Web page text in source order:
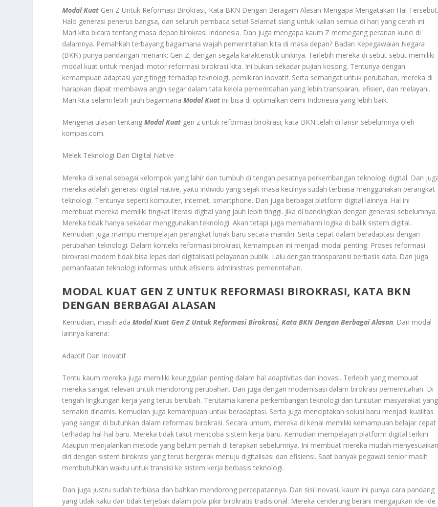
Modal Kuat Gen Z Untuk Reformasi Birokrasi, Kata BKN Dengan Beragam Alasan Mengapa Mengatakan Hal
Halo generasi penerus bangsa, dan seluruh pembaca setia! Selamat siang untuk kalian semua di hari yang cerah ini.
Mari kita bicara tentang masa depan birokrasi Indonesia. Dan juga mengapa kaum Z memegang peranan kunci di
dalamnya. Pernahkah terbayang bagaimana wajah pemerintahan kita di masa depan? Badan Kepegawaian Negara
(BKN) punya pandangan menarik: Gen Z, dengan segala karakteristik uniknya. Terlebih mereka di sebut-sebut memiliki
modal kuat untuk menjadi motor reformasi birokrasi kita. Ini bukan sekadar pujian kosong. Tentunya dengan
kemampuan adaptasi yang tinggi terhadap teknologi, pemikiran inovatif. Serta semangat untuk perubahan, mereka di
harapkan dapat membawa angin segar dalam tata kelola pemerintahan yang lebih transparan, efisien, dan melayani.
Mari kita selami lebih jauh bagaimanaModal Kuat ini bisa di optimalkan demi Indonesia yang lebih baik.
Mengenai ulasan tentangModal Kuat gen z untuk reformasi birokrasi, kata BKN telah di lansir sebelumnya oleh
kompas.com.
Melek Teknologi Dan Digital Native
Mereka di kenal sebagai kelompok yang lahir dan tumbuh di tengah pesatnya perkembangan teknologi digital. Dan
mereka adalah generasi digital native, yaitu individu yang sejak masa kecilnya sudah terbiasa menggunakan perangkat
teknologi. Tentunya seperti komputer, internet, smartphone. Dan juga berbagai platform digital lainnya. Hal ini
membuat mereka memiliki tingkat literasi digital yang jauh lebih tinggi. Jika di bandingkan dengan generasi sebelumnya.
Mereka tidak hanya sekadar menggunakan teknologi. Akan tetapi juga memahami logika di balik sistem digital.
Kemudian juga mampu mempelajari perangkat lunak baru secara mandiri. Serta cepat dalam beradaptasi dengan
perubahan teknologi. Dalam konteks reformasi birokrasi, kemampuan ini menjadi modal penting. Proses reformasi
birokrasi modern tidak bisa lepas dari digitalisasi pelayanan publik. Lalu dengan transparansi berbasis data. Dan juga
pemanfaatan teknologi informasi untuk efisiensi administrasi pemerintahan.
MODAL KUAT GEN Z UNTUK REFORMASI BIROKRASI, KATA BKN
DENGAN BERBAGAI ALASAN
Kemudian, masih adaModal Kuat Gen Z Untuk Reformasi Birokrasi, Kata BKN Dengan Berbagai Alasan. Dan modal
lainnya karena:
Adaptif Dan Inovatif
Tentu kaum mereka juga memiliki keunggulan penting dalam hal adaptivitas dan inovasi. Terlebih yang membuat
mereka sangat relevan untuk mendorong perubahan. Dan juga dengan modernisasi dalam birokrasi pemerintahan. Di
tengah lingkungan kerja yang terus berubah. Terutama karena perkembangan teknologi dan tuntutan masyarakat yang
semakin dinamis. Kemudian juga kemampuan untuk beradaptasi. Serta juga menciptakan solusi baru menjadi kualitas
yang sangat di butuhkan dalam reformasi birokrasi. Secara umum, mereka di kenal memiliki kemampuan belajar cepat
terhadap hal-hal baru. Mereka tidak takut mencoba sistem kerja baru. Kemudian mempelajari platform digital terkini.
Ataupun menjalankan metode yang belum pernah di terapkan sebelumnya. Ini membuat mereka mudah
diri dengan sistem birokrasi yang terus bergerak menuju digitalisasi dan efisiensi. Saat banyak pegawai senior masih
membutuhkan waktu untuk transisi ke sistem kerja berbasis teknologi.
Dan juga justru sudah terbiasa dan bahkan mendorong percepatannya. Dari sisi inovasi, kaum ini punya cara pandang
yang tidak kaku dan tidak terjebak dalam pola pikir birokratis tradisional. Mereka cenderung berani mengajukan ide-ide